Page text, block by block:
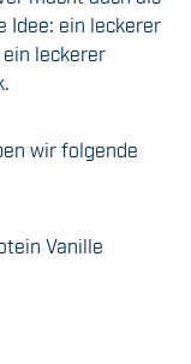
Idee: ein leckerer
ein leckerer
wir folgende
Vanille